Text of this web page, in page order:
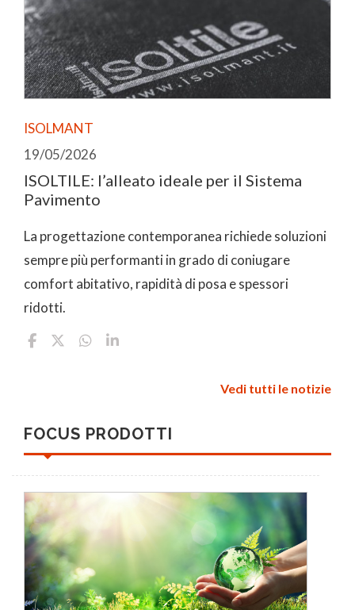
ISOLMANT
19/05/2026
ISOLTILE: l’alleato ideale per il Sistema
Pavimento
La progettazione contemporanea richiede soluzioni
sempre più performanti in grado di coniugare
comfort abitativo, rapidità di posa e spessori
ridotti.
Vedi tutti le notizie
FOCUS PRODOTTI